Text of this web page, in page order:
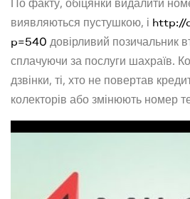
виявляються пустушкою, і http://
p=540 довірливий позичальник
сплачуючи за послуги шахраїв.
дзвінки, ті, хто не повертав
колекторів або змінюють номер